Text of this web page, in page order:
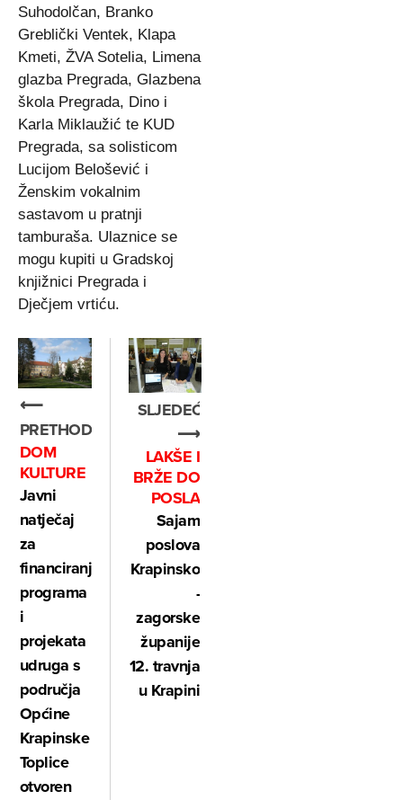
Suhodolčan, Branko
Greblički Ventek, Klapa
Kmeti, ŽVA Sotelia, Limena
glazba Pregrada, Glazbena
škola Pregrada, Dino i
Karla Miklaužić te KUD
Pregrada, sa solisticom
Lucijom Belošević i
Ženskim vokalnim
sastavom u pratnji
tamburaša. Ulaznice se
mogu kupiti u Gradskoj
knjižnici Pregrada i
Dječjem vrtiću.
⟵
PRETHODNO
DOM
KULTURE
Javni
natječaj
za
financiranje
programa
i
projekata
udruga s
područja
Općine
Krapinske
Toplice
otvoren
SLJEDEĆE
⟶
LAKŠE I
BRŽE DO
POSLA
Sajam
poslova
Krapinsko
-
zagorske
županije
12. travnja
u Krapini